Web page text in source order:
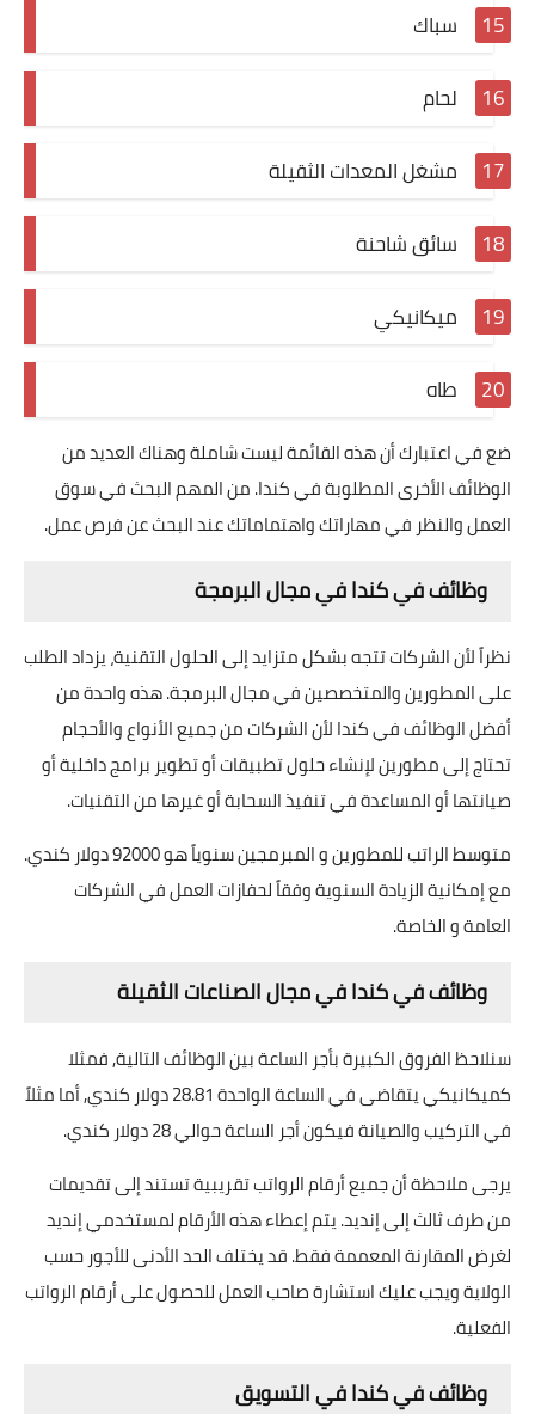
سباك
لحام
مشغل المعدات الثقيلة
سائق شاحنة
ميكانيكي
طاه
ضع في اعتبارك أن هذه القائمة ليست شاملة وهناك العديد من
الوظائف الأخرى المطلوبة في كندا. من المهم البحث في سوق
العمل والنظر في مهاراتك واهتماماتك عند البحث عن فرص عمل.
وظائف في كندا في مجال البرمجة
نظراً لأن الشركات تتجه بشكل متزايد إلى الحلول التقنية، يزداد الطلب
على المطورين والمتخصصين في مجال البرمجة. هذه واحدة من
أفضل الوظائف في كندا لأن الشركات من جميع الأنواع والأحجام
تحتاج إلى مطورين لإنشاء حلول تطبيقات أو تطوير برامج داخلية أو
صيانتها أو المساعدة في تنفيذ السحابة أو غيرها من التقنيات.
متوسط الراتب للمطورين و المبرمجين سنوياً هو 92000 دولار كندي.
مع إمكانية الزيادة السنوية وفقاً لحفازات العمل في الشركات
العامة و الخاصة.
وظائف في كندا في مجال الصناعات الثقيلة
سنلاحظ الفروق الكبيرة بأجر الساعة بين الوظائف التالية, فمثلا
كميكانيكي يتقاضى في الساعة الواحدة 28.81 دولار كندي, أما مثلاً
في التركيب والصيانة فيكون أجر الساعة حوالي 28 دولار كندي.
يرجى ملاحظة أن جميع أرقام الرواتب تقريبية تستند إلى تقديمات
من طرف ثالث إلى إنديد. يتم إعطاء هذه الأرقام لمستخدمي إنديد
لغرض المقارنة المعممة فقط. قد يختلف الحد الأدنى للأجور حسب
الولاية ويجب عليك استشارة صاحب العمل للحصول على أرقام الرواتب
الفعلية.
وظائف في كندا في التسويق